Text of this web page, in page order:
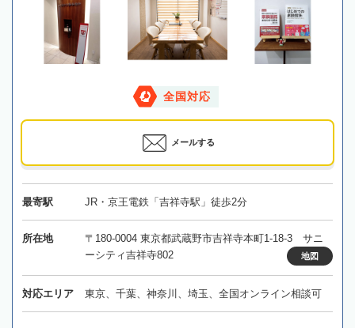
全国対応
メールする
最寄駅 JR・京王電鉄「吉祥寺駅」徒歩2分
所在地
〒180-0004 東京都武蔵野市吉祥寺本町1-18-3 サニ
ーシティ吉祥寺802
地図
対応エリア 東京、千葉、神奈川、埼玉、全国オンライン相談可